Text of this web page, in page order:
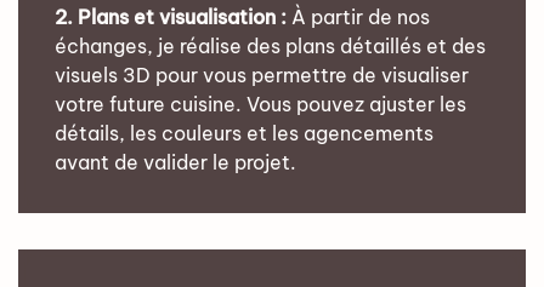
2. Plans et visualisation : À partir de nos
échanges, je réalise des plans détaillés et des
visuels 3D pour vous permettre de visualiser
votre future cuisine. Vous pouvez ajuster les
détails, les couleurs et les agencements
avant de valider le projet.